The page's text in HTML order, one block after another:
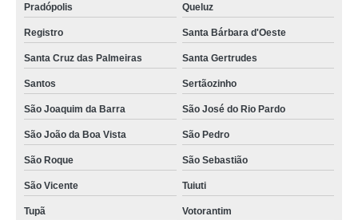
Pradópolis Queluz
Registro Santa Bárbara d'Oeste
Santa Cruz das Palmeiras Santa Gertrudes
Santos Sertãozinho
São Joaquim da Barra São José do Rio Pardo
São João da Boa Vista São Pedro
São Roque São Sebastião
São Vicente Tuiuti
Tupã Votorantim